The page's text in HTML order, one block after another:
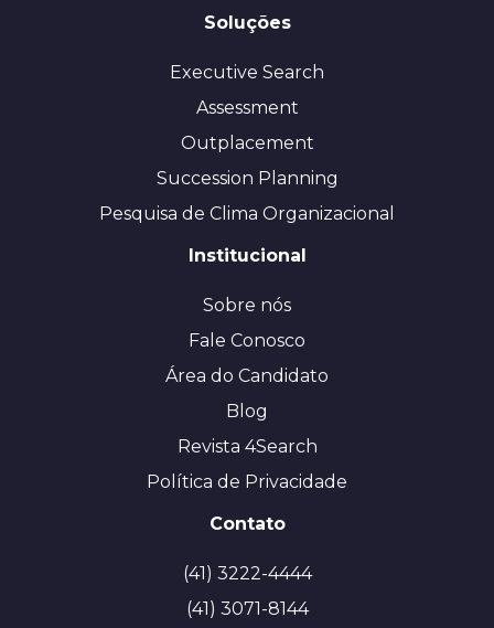
Soluções
Executive Search
Assessment
Outplacement
Succession Planning
Pesquisa de Clima Organizacional
Institucional
Sobre nós
Fale Conosco
Área do Candidato
Blog
Revista 4Search
Política de Privacidade
Contato
(41) 3222-4444
(41) 3071-8144